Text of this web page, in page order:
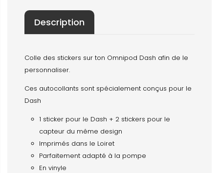
Description
Colle des stickers sur ton Omnipod Dash afin de le
personnaliser.
Ces autocollants sont spécialement conçus pour le
Dash
1 sticker pour le Dash + 2 stickers pour le
capteur du même design
Imprimés dans le Loiret
Parfaitement adapté à la pompe
En vinyle